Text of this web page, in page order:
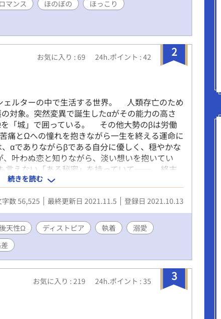
ピンオフ。 これだけでも読めます。
マンス ほのぼの
ほっこり
2
お気に入り : 69 24h.ポイント : 42
ェルターの中で生活する世界。 人類存亡のため
対象。突然変異で誕生したαがその能力の高さ
「城」で囲っている。 その他大勢のβは労働
痛とΩへの憧れを抱きながら一生を終える運命に
αでありながらβである自分に優しく、穏やかな
叶わぬ恋と知りながら、淡い想いを抱いてい
えない「ある秘密」を持っていて──。 終末
ス。 エリート軍人ヘタレα×粗暴で美人な後天性
続きを読む
字数 56,525 最終更新日 2021.11.5 登録日 2021.10.13
天性Ω ディストピア 執着
溺愛
3
お気に入り : 219 24h.ポイント : 35